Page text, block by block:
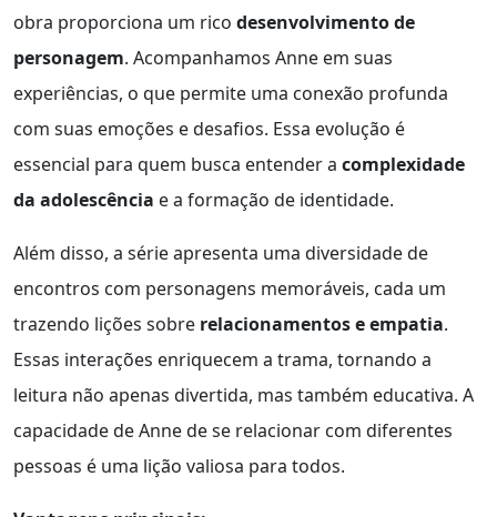
obra proporciona um rico desenvolvimento de
personagem. Acompanhamos Anne em suas
experiências, o que permite uma conexão profunda
com suas emoções e desafios. Essa evolução é
essencial para quem busca entender a complexidade
da adolescência e a formação de identidade.
Além disso, a série apresenta uma diversidade de
encontros com personagens memoráveis, cada um
trazendo lições sobre relacionamentos e empatia.
Essas interações enriquecem a trama, tornando a
leitura não apenas divertida, mas também educativa. A
capacidade de Anne de se relacionar com diferentes
pessoas é uma lição valiosa para todos.